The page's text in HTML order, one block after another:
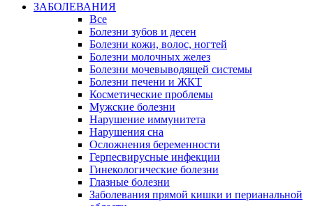
ЗАБОЛЕВАНИЯ
Все
Болезни зубов и десен
Болезни кожи, волос, ногтей
Болезни молочных желез
Болезни мочевыводящей системы
Болезни печени и ЖКТ
Косметические проблемы
Мужские болезни
Нарушение иммунитета
Нарушения сна
Осложнения беременности
Герпесвирусные инфекции
Гинекологические болезни
Глазные болезни
Заболевания прямой кишки и перианальной